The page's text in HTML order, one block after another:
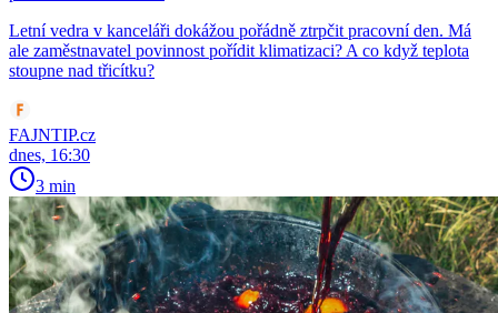
Letní vedra v kanceláři dokážou pořádně ztrpčit pracovní den. Má
ale zaměstnavatel povinnost pořídit klimatizaci? A co když teplota
stoupne nad třicítku?
FAJNTIP.cz
dnes, 16:30
3 min